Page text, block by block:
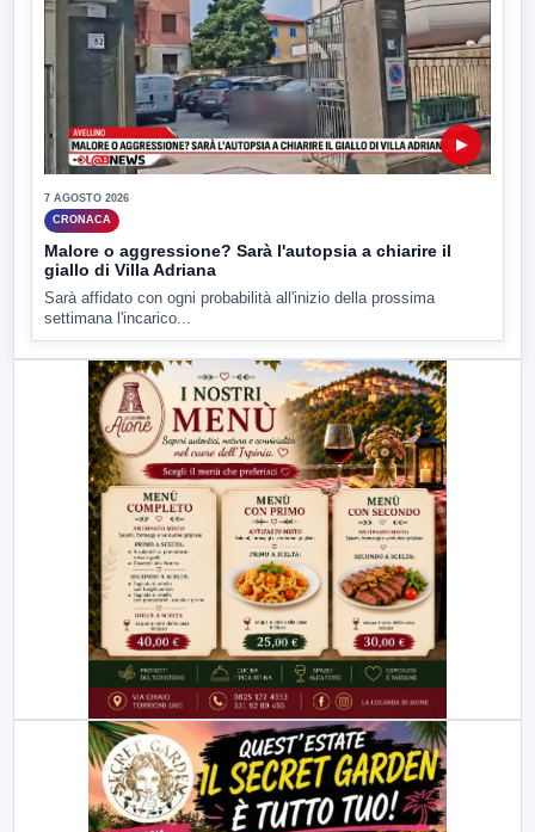
▶
7 AGOSTO 2026
CRONACA
Malore o aggressione? Sarà l'autopsia a chiarire il
giallo di Villa Adriana
Sarà affidato con ogni probabilità all'inizio della prossima
settimana l'incarico...